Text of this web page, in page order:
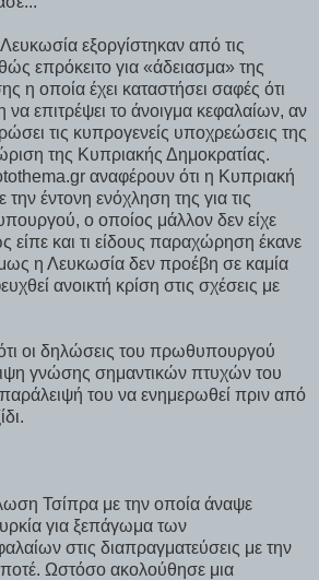
Λευκωσία εξοργίστηκαν από τις
επρόκειτο για «άδειασμα» της
η οποία έχει καταστήσει σαφές ότι
να επιτρέψει το άνοιγμα κεφαλαίων, αν
τις κυπρογενείς υποχρεώσεις της
της Κυπριακής Δημοκρατίας.
αναφέρουν ότι η Κυπριακή
έντονη ενόχληση της για τις
ο οποίος μάλλον δεν είχε
είπε και τι είδους παραχώρηση έκανε
η Λευκωσία δεν προέβη σε καμία
ανοικτή κρίση στις σχέσεις με
οι δηλώσεις του πρωθυπουργού
γνώσης σημαντικών πτυχών του
του να ενημερωθεί πριν από
Τσίπρα με την οποία άναψε
για ξεπάγωμα των
στις διαπραγματεύσεις με την
Ωστόσο ακολούθησε μια